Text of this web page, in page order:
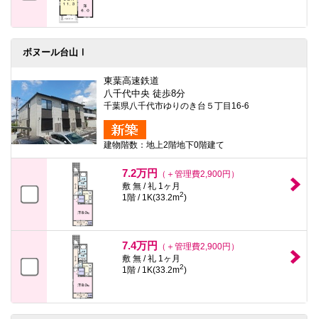
ボヌール台山Ⅰ
東葉高速鉄道
八千代中央 徒歩8分
千葉県八千代市ゆりのき台５丁目16-6
建物階数：地上2階地下0階建て
7.2万円
（＋管理費2,900円）
敷 無 / 礼 1ヶ月
1階 / 1K(33.2m2)
7.4万円
（＋管理費2,900円）
敷 無 / 礼 1ヶ月
1階 / 1K(33.2m2)